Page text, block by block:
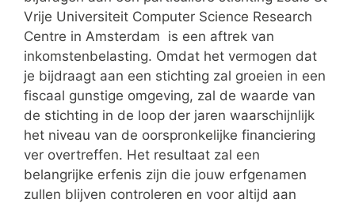
Vrije Universiteit Computer Science Research
Centre in Amsterdam is een aftrek van
inkomstenbelasting. Omdat het vermogen dat
je bijdraagt aan een stichting zal groeien in een
fiscaal gunstige omgeving, zal de waarde van
de stichting in de loop der jaren waarschijnlijk
het niveau van de oorspronkelijke financiering
ver overtreffen. Het resultaat zal een
belangrijke erfenis zijn die jouw erfgenamen
zullen blijven controleren en voor altijd aan